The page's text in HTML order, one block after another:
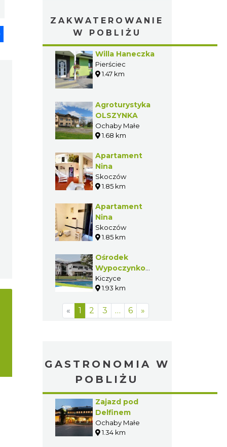
ZAKWATEROWANIE
W POBLIŻU
Willa Haneczka
Pierściec
1.47 km
Agroturystyka
OLSZYNKA
Ochaby Małe
1.68 km
Apartament
Nina
Skoczów
1.85 km
Apartament
Nina
Skoczów
1.85 km
Ośrodek
Wypoczynkowo-
Konferencyjny
h2o
Kiczyce
1.93 km
« 1 2 3 … 6 »
GASTRONOMIA W
POBLIŻU
Zajazd pod
Delfinem
Ochaby Małe
1.34 km